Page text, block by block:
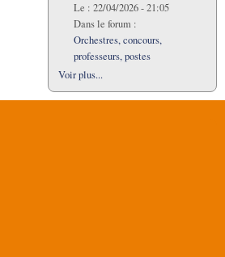
Le : 22/04/2026 - 21:05
Dans le forum :
Orchestres, concours,
professeurs, postes
Voir plus...